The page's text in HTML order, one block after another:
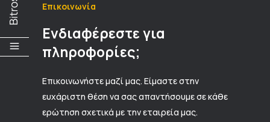
Επικοινωνία
Ενδιαφέρεστε για
πληροφορίες;
Επικοινωνήστε μαζί μας. Είμαστε στην
ευχάριστη θέση να σας απαντήσουμε σε κάθε
ερώτηση σχετικά με την εταιρεία μας.